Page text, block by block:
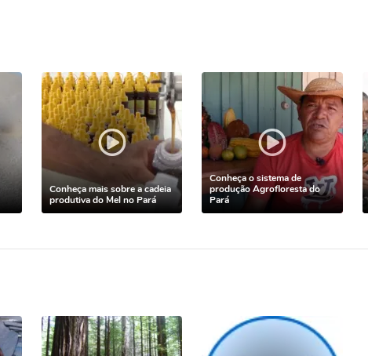
Conheça mais sobre a cadeia
produtiva do Mel no Pará
Conheça o sistema de
produção Agrofloresta do
Pará